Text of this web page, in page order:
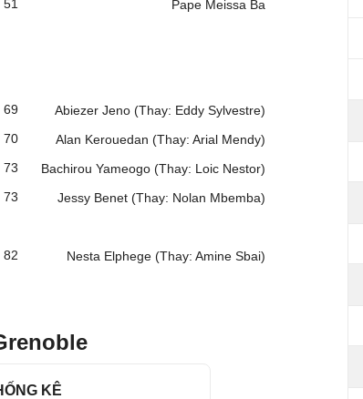
Pape Meissa Ba
51
Abiezer Jeno (Thay: Eddy Sylvestre)
69
Alan Kerouedan (Thay: Arial Mendy)
70
Bachirou Yameogo (Thay: Loic Nestor)
73
Jessy Benet (Thay: Nolan Mbemba)
73
Nesta Elphege (Thay: Amine Sbai)
82
KÊ